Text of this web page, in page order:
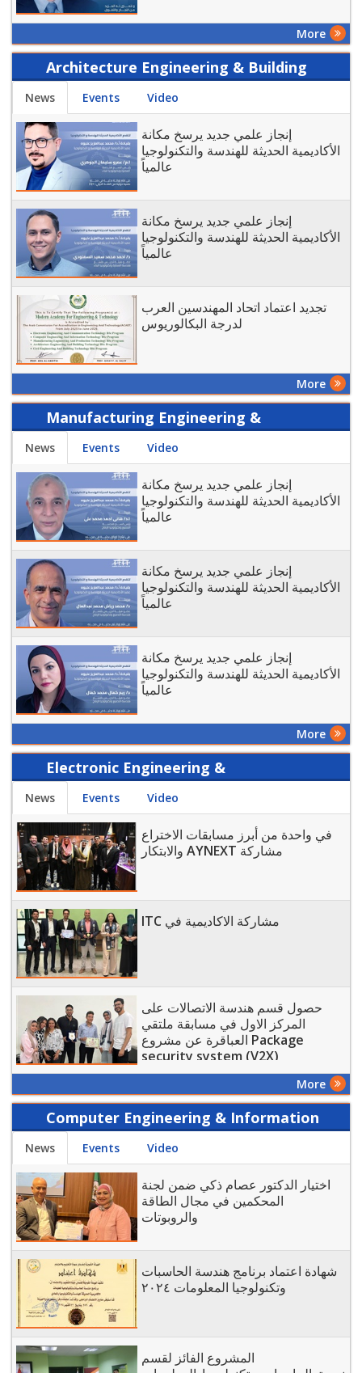
More
Architecture Engineering & Building
Technology - Today
News Events Video
إنجاز علمي جديد يرسخ مكانة
الأكاديمية الحديثة للهندسة والتكنولوجيا
عالمياً
إنجاز علمي جديد يرسخ مكانة
الأكاديمية الحديثة للهندسة والتكنولوجيا
عالمياً
تجديد اعتماد اتحاد المهندسين العرب
لدرجة البكالوريوس
More
Manufacturing Engineering &
Production Technology - Today
News Events Video
إنجاز علمي جديد يرسخ مكانة
الأكاديمية الحديثة للهندسة والتكنولوجيا
عالمياً
إنجاز علمي جديد يرسخ مكانة
الأكاديمية الحديثة للهندسة والتكنولوجيا
عالمياً
إنجاز علمي جديد يرسخ مكانة
الأكاديمية الحديثة للهندسة والتكنولوجيا
عالمياً
More
Electronic Engineering &
Communication Technology - Today
News Events Video
في واحدة من أبرز مسابقات الاختراع
والابتكار AYNEXT مشاركة
ITC مشاركة الاكاديمية في
حصول قسم هندسة الاتصالات على
المركز الاول في مسابقة ملتقي
العباقرة عن مشروع Package
security system (V2X)
More
Computer Engineering & Information
Technology - Today
News Events Video
اختيار الدكتور عصام ذكي ضمن لجنة
المحكمين في مجال الطاقة
والروبوتات
شهادة اعتماد برنامج هندسة الحاسبات
وتكنولوجيا المعلومات ٢٠٢٤
المشروع الفائز لقسم